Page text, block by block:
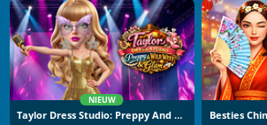
NIEUW
Taylor Dress Studio: Preppy And Wild West Glam